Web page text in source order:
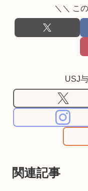
＼＼ こ
USJ
関連記事